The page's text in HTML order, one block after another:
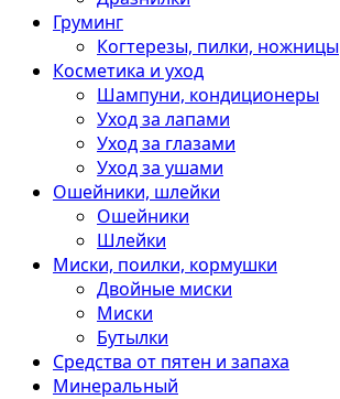
Груминг
Когтерезы, пилки, ножницы
Косметика и уход
Шампуни, кондиционеры
Уход за лапами
Уход за глазами
Уход за ушами
Ошейники, шлейки
Ошейники
Шлейки
Миски, поилки, кормушки
Двойные миски
Миски
Бутылки
Средства от пятен и запаха
Минеральный